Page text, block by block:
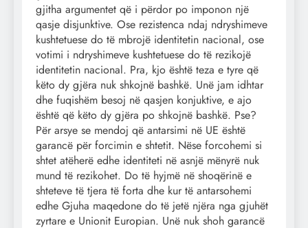
gjitha argumentet që i përdor po imponon një
qasje disjunktive. Ose rezistenca ndaj ndryshimeve
kushtetuese do të mbrojë identitetin nacional, ose
votimi i ndryshimeve kushtetuese do të rezikojë
identitetin nacional. Pra, kjo është teza e tyre që
këto dy gjëra nuk shkojnë bashkë. Unë jam idhtar
dhe fuqishëm besoj në qasjen konjuktive, e ajo
është që këto dy gjëra po shkojnë bashkë. Pse?
Për arsye se mendoj që antarsimi në UE është
garancë për forcimin e shtetit. Nëse forcohemi si
shtet atëherë edhe identiteti në asnjë mënyrë nuk
mund të rezikohet. Do të hyjmë në shoqërinë e
shteteve të tjera të forta dhe kur të antarsohemi
edhe Gjuha maqedone do të jetë njëra nga gjuhët
zyrtare e Unionit Europian. Unë nuk shoh garancë